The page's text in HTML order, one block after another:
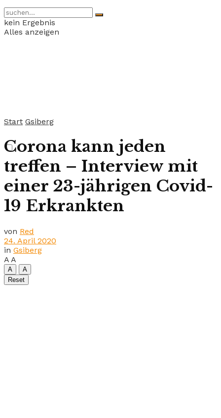
kein Ergebnis
Alles anzeigen
Start Gsiberg
Corona kann jeden
treffen – Interview mit
einer 23-jährigen Covid-
19 Erkrankten
von Red
24. April 2020
in Gsiberg
A A
A
A
Reset